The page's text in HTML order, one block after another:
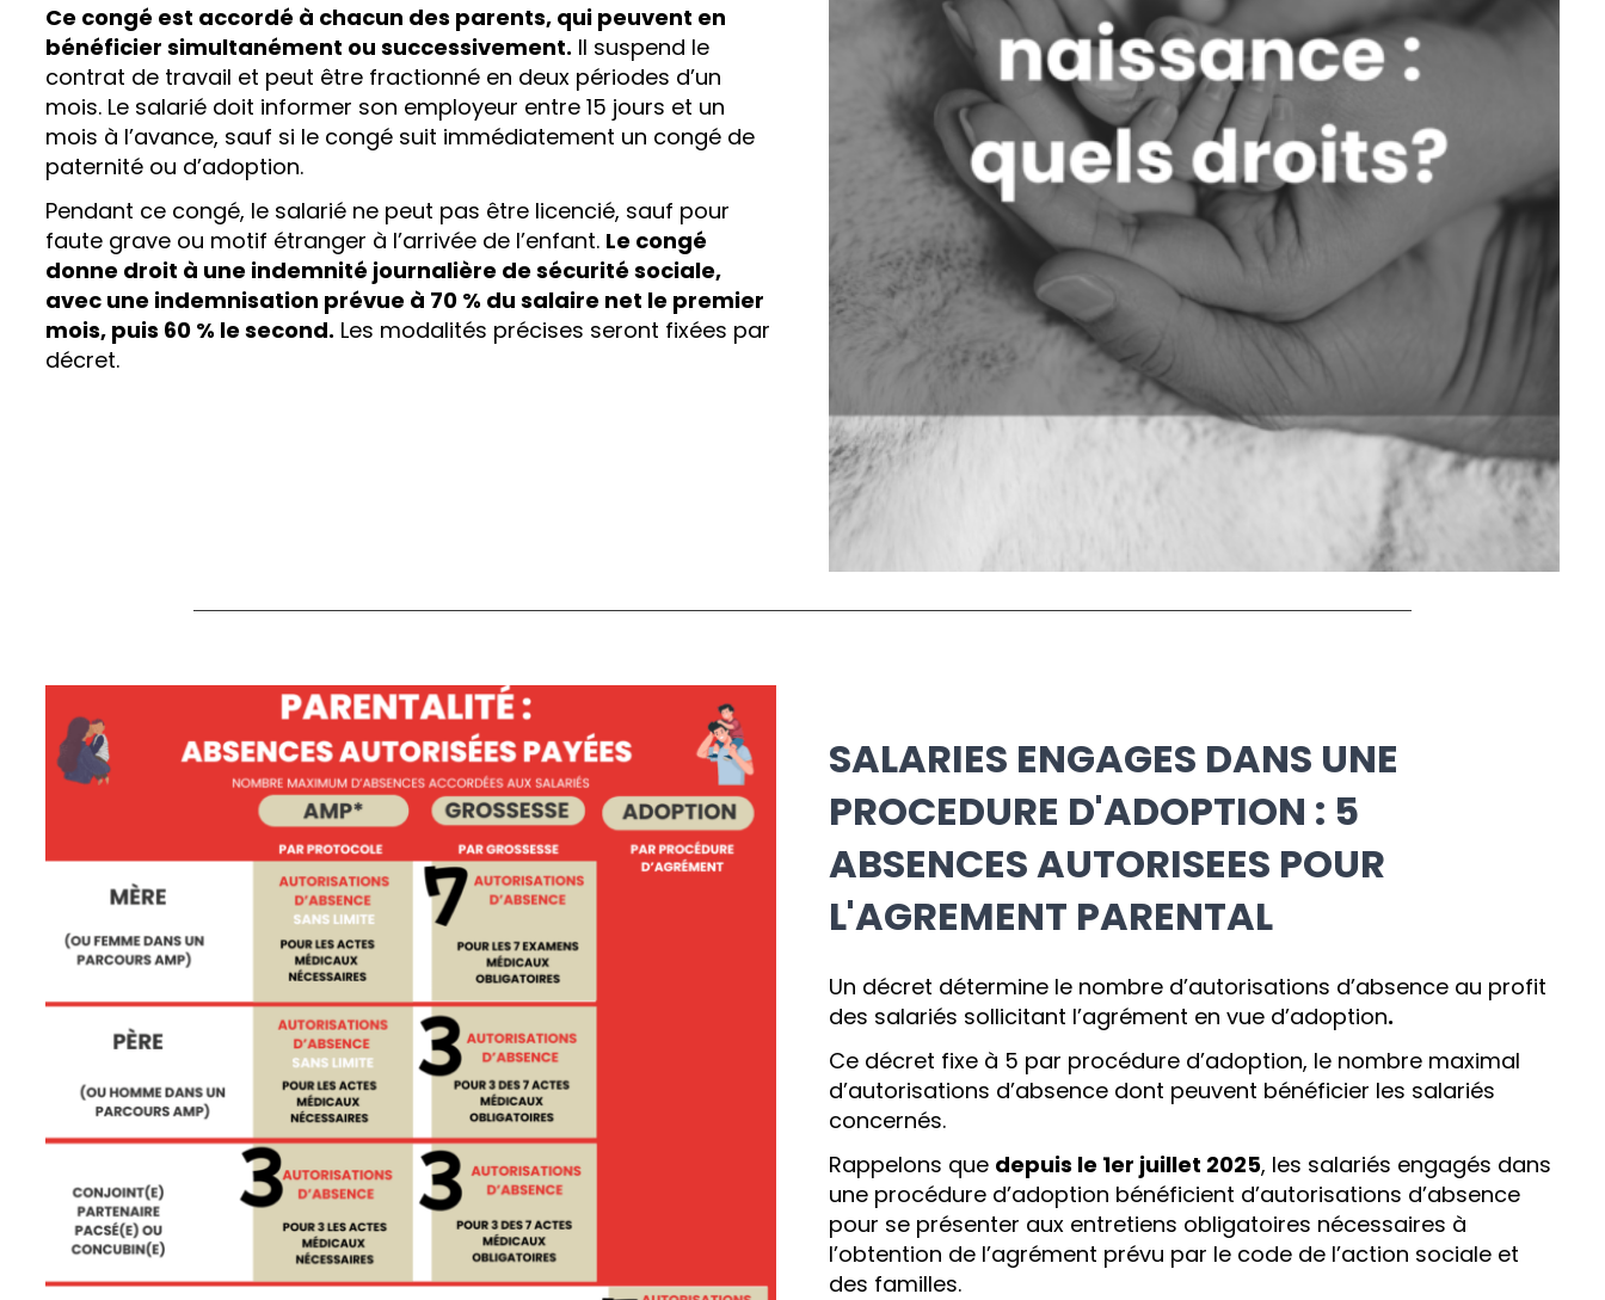
Ce congé est accordé à chacun des parents, qui peuvent en
bénéficier simultanément ou successivement. Il suspend le
contrat de travail et peut être fractionné en deux périodes d’un
mois. Le salarié doit informer son employeur entre 15 jours et un
mois à l’avance, sauf si le congé suit immédiatement un congé de
paternité ou d’adoption.
Pendant ce congé, le salarié ne peut pas être licencié, sauf pour
faute grave ou motif étranger à l’arrivée de l’enfant. Le congé
donne droit à une indemnité journalière de sécurité sociale,
avec une indemnisation prévue à 70 % du salaire net le premier
mois, puis 60 % le second. Les modalités précises seront fixées par
décret.
SALARIES ENGAGES DANS UNE
PROCEDURE D'ADOPTION : 5
ABSENCES AUTORISEES POUR
L'AGREMENT PARENTAL
Un décret détermine le nombre d’autorisations d’absence au profit
des salariés sollicitant l’agrément en vue d’adoption.
Ce décret fixe à 5 par procédure d’adoption, le nombre maximal
d’autorisations d’absence dont peuvent bénéficier les salariés
concernés.
Rappelons que depuis le 1er juillet 2025, les salariés engagés dans
une procédure d’adoption bénéficient d’autorisations d’absence
pour se présenter aux entretiens obligatoires nécessaires à
l’obtention de l’agrément prévu par le code de l’action sociale et
des familles.